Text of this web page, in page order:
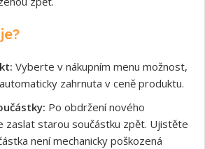
Vyberte v nákupním menu možnost,
zahrnuta v ceně produktu.
Po obdržení nového
zaslat starou součástku zpět. Ujistěte
není mechanicky poškozená